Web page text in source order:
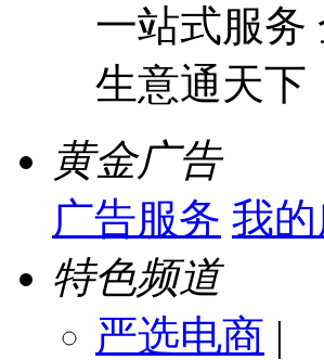
一站式服务
生意通天下
黄金广告
广告服务 我
特色频道
严选电商 |